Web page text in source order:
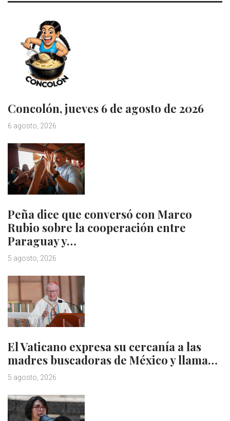
Concolón, jueves 6 de agosto de 2026
6 agosto, 2026
Peña dice que conversó con Marco
Rubio sobre la cooperación entre
Paraguay y…
5 agosto, 2026
El Vaticano expresa su cercanía a las
madres buscadoras de México y llama…
5 agosto, 2026